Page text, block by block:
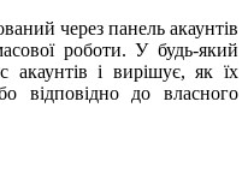
через панель акаунтів
роботи. У будь-який
акаунтів і вирішує, як їх
відповідно до власного